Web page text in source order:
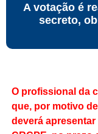
A votação é
secreto,
O profissional da
que, por motivo
deverá